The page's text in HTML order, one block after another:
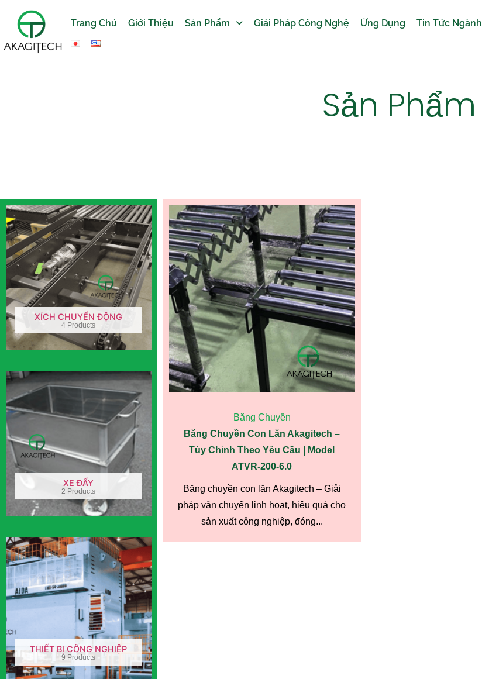
Trang Chủ Giới Thiệu Sản Phẩm Giải Pháp Công Nghệ Ứng Dụng Tin Tức Ngành
Sản Phẩm
XÍCH CHUYỂN ĐỘNG
4 Products
XE ĐẨY
2 Products
THIẾT BỊ CÔNG NGHIỆP
9 Products
Băng Chuyền
Băng Chuyền Con Lăn Akagitech –
Tùy Chỉnh Theo Yêu Cầu | Model
ATVR-200-6.0
Băng chuyền con lăn Akagitech – Giải
pháp vận chuyển linh hoạt, hiệu quả cho
sản xuất công nghiệp, đóng...